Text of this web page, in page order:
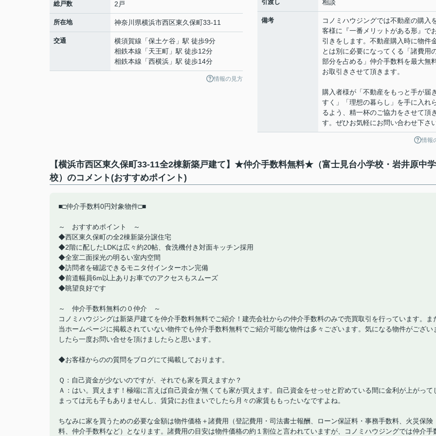
総戸数 2戸
所在地 神奈川県横浜市西区東久保町33-11
交通 横須賀線 「保土ケ谷 」駅 徒歩9分
相鉄本線 「天王町 」駅 徒歩12分
相鉄本線 「西横浜 」駅 徒歩14分
情報の見方
引渡し 相談
備考
コノミハウジングでは不動産の購入
客様に『一番メリットがある形』で
引きをします。不動産購入時に物件
とは別に必要になってくる「諸費用
部分を占める」仲介手数料を最大無
お取引きさせて頂きます。
購入者様が「不動産をもっと手が届
すく」「理想の暮らし」を手に入れ
るよう、精一杯のご協力をさせて頂
す。ぜひお気軽にお問い合わせ下さい
情報
【横浜市西区東久保町33-11全2棟新築戸建て】★仲介手数料無料★（富士見台小学校・岩井原中学
校）のコメント(おすすめポイント)
■□仲介手数料0円対象物件□■
～ おすすめポイント ～
◆西区東久保町の全2棟新築分譲住宅
◆2階に配したLDKは広々約20帖、食洗機付き対面キッチン採用
◆全室二面採光の明るい室内空間
◆訪問者を確認できるモニタ付インターホン完備
◆前道幅員6m以上ありお車でのアクセスもスムーズ
◆眺望良好です
～ 仲介手数料無料の０仲介 ～
コノミハウジングは新築戸建てを仲介手数料無料でご紹介！建売会社からの仲介手数料のみで売買取引を行っています。ま
当ホームページに掲載されていない物件でも仲介手数料無料でご紹介可能な物件は多々ございます。気になる物件がござい
したら一度お問い合せを頂けましたらと思います。
◆お客様からのの質問をブログにて掲載しております。
Ｑ：自己資金が少ないのですが、それでも家を買えますか？
Ａ：はい。買えます！極端に言えば自己資金が無くても家が買えます。自己資金をせっせと貯めている間に金利が上がって
まっては元も子もありませんし、賃貸にお住まいでしたら月々の家賃ももったいなですよね。
ちなみに家を買うための必要な金額は物件価格＋諸費用（登記費用・司法書士報酬、ローン保証料・事務手数料、火災保険
料、仲介手数料など）となります。諸費用の目安は物件価格の約１割位と言われていますが、コノミハウジングでは仲介手